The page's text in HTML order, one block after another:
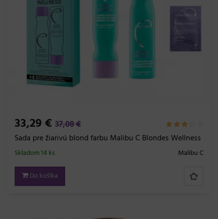
33,29 € 37,08 €
Sada pre žiarivú blond farbu Malibu C Blondes Wellness
Malibu C
Skladom 14 ks
Do košíka